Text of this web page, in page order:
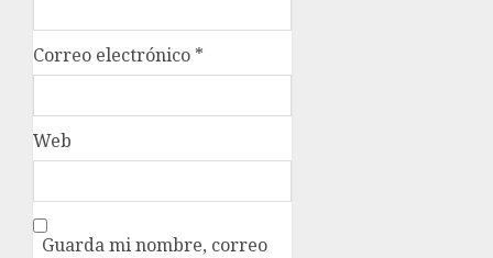
Correo electrónico *
Web
Guarda mi nombre, correo